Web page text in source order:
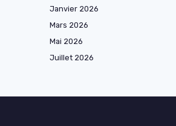
Janvier 2026
Mars 2026
Mai 2026
Juillet 2026